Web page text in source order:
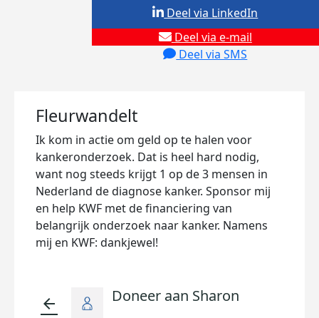
Deel via e-mail
Deel via SMS
Deel via LinkedIn
Fleurwandelt
Ik kom in actie om geld op te halen voor
kankeronderzoek. Dat is heel hard nodig,
want nog steeds krijgt 1 op de 3 mensen in
Nederland de diagnose kanker. Sponsor mij
en help KWF met de financiering van
belangrijk onderzoek naar kanker. Namens
mij en KWF: dankjewel!
arrow_back Doneer aan Sharon